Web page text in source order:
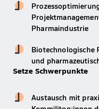
Pharmaindustrie
Biotechnologische
und
Setze Schwerpunkte
Austausch mit